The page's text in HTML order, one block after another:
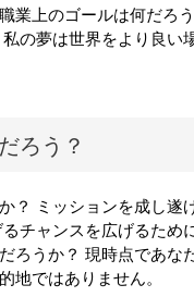
業上のゴールは何だろ
の夢は世界をより良
ろう？
？ ミッションを成し遂
チャンスを広げるため
ろうか？ 現時点であな
地ではありません。